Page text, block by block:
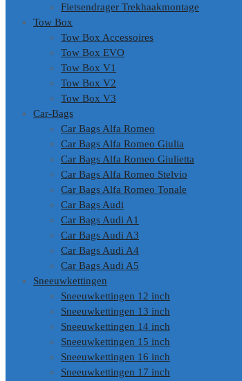
Fietsendrager Trekhaakmontage
Tow Box
Tow Box Accessoires
Tow Box EVO
Tow Box V1
Tow Box V2
Tow Box V3
Car-Bags
Car Bags Alfa Romeo
Car Bags Alfa Romeo Giulia
Car Bags Alfa Romeo Giulietta
Car Bags Alfa Romeo Stelvio
Car Bags Alfa Romeo Tonale
Car Bags Audi
Car Bags Audi A1
Car Bags Audi A3
Car Bags Audi A4
Car Bags Audi A5
Sneeuwkettingen
Sneeuwkettingen 12 inch
Sneeuwkettingen 13 inch
Sneeuwkettingen 14 inch
Sneeuwkettingen 15 inch
Sneeuwkettingen 16 inch
Sneeuwkettingen 17 inch